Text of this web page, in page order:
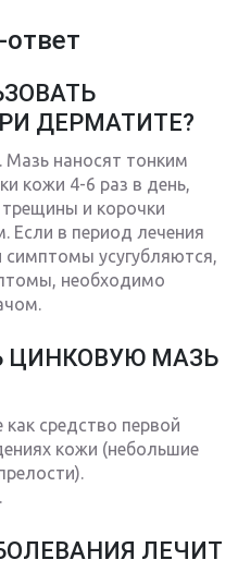
ДЕРМАТИТЕ?
наносят тонким
кожи 4-6 раз в день,
и корочки
Если в период лечения
симптомы усугубляются,
необходимо
ЦИНКОВУЮ МАЗЬ
средство первой
кожи (небольшие
ЛЕЧИТ